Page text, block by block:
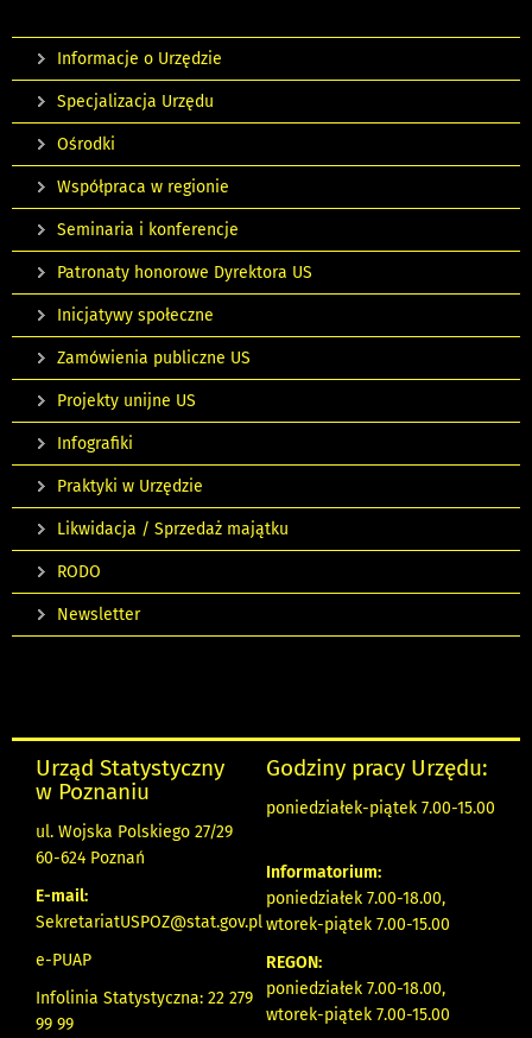
Informacje o Urzędzie
Specjalizacja Urzędu
Ośrodki
Współpraca w regionie
Seminaria i konferencje
Patronaty honorowe Dyrektora US
Inicjatywy społeczne
Zamówienia publiczne US
Projekty unijne US
Infografiki
Praktyki w Urzędzie
Likwidacja / Sprzedaż majątku
RODO
Newsletter
Urząd Statystyczny
w Poznaniu
ul. Wojska Polskiego 27/29
60-624 Poznań
E-mail:
SekretariatUSPOZ@stat.gov.pl
e-PUAP
Infolinia Statystyczna: 22 279
99 99
Godziny pracy Urzędu:
poniedziałek-piątek 7.00-15.00
Informatorium:
poniedziałek 7.00-18.00,
wtorek-piątek 7.00-15.00
REGON:
poniedziałek 7.00-18.00,
wtorek-piątek 7.00-15.00